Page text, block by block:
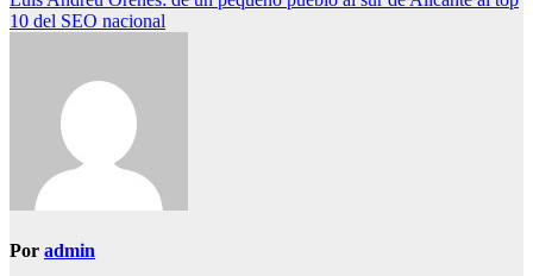
de
10 del SEO nacional
Por admin